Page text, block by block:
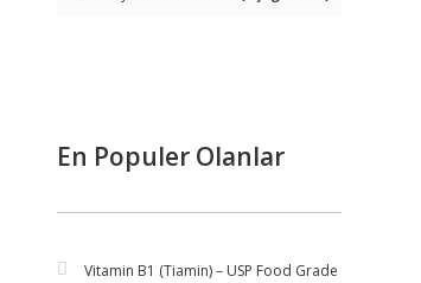
En Populer Olanlar
Vitamin B1 (Tiamin) – USP Food Grade